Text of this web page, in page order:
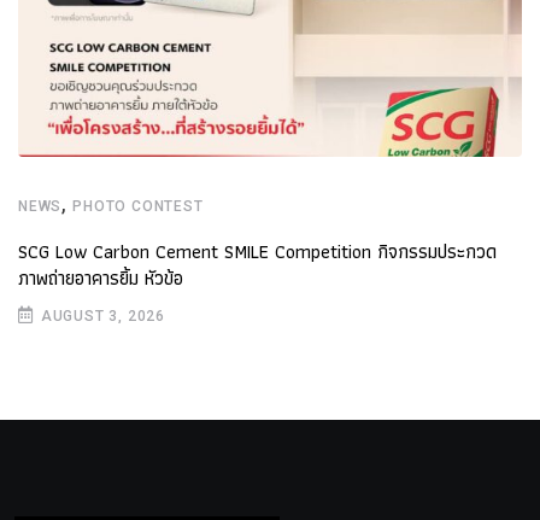
NEWS ,PHOTO CONTEST
SCG Low Carbon Cement SMILE Competition กิจกรรมประกวด
ภาพถ่ายอาคารยิ้ม หัวข้อ
AUGUST 3, 2026